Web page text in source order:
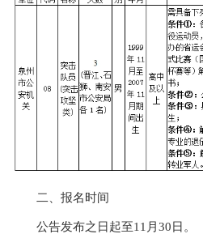
二、报名时间
公告发布之日起至11月30日。